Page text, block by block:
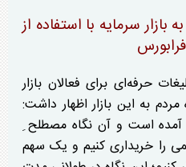
سرمایه با استفاده از
حرفه‌ای برای فعالان بازار
مردم به این بازار اظهار داشت:
آمده است و آن نگاه مصطلح
را خریداری کنیم و یک سهم